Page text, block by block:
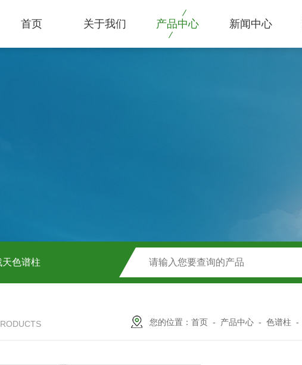
首页 关于我们 产品中心 新闻中心
天色谱柱
1.8PBr色谱柱 您的位置：首页 - 产品中心 -色谱柱 -